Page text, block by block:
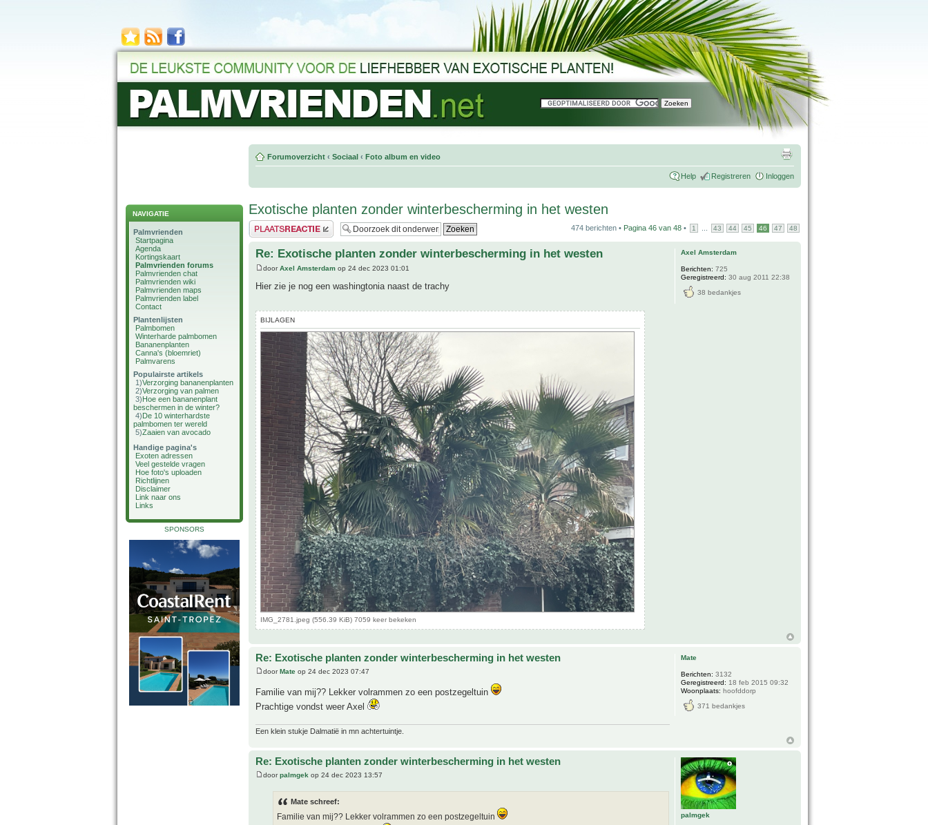
NAVIGATIE
Palmvrienden
Startpagina
Agenda
Kortingskaart
Palmvrienden forums
Palmvrienden chat
Palmvrienden wiki
Palmvrienden maps
Palmvrienden label
Contact
Plantenlijsten
Palmbomen
Winterharde palmbomen
Bananenplanten
Canna's (bloemriet)
Palmvarens
Populairste artikels
1)Verzorging bananenplanten
2)Verzorging van palmen
3)Hoe een bananenplant
beschermen in de winter?
4)De 10 winterhardste
palmbomen ter wereld
5)Zaaien van avocado
Handige pagina's
Exoten adressen
Veel gestelde vragen
Hoe foto's uploaden
Richtlijnen
Disclaimer
Link naar ons
Links
SPONSORS
Forumoverzicht ‹ Sociaal ‹ Foto album en video
Help Registreren Inloggen
Exotische planten zonder winterbescherming in het westen
Plaats een reactie 474 berichten • Pagina 46 van 48 • 1 43 44 45 46 47 48
Re: Exotische planten zonder winterbescherming in het westen
doorAxel Amsterdam op 24 dec 2023 01:01
Hier zie je nog een washingtonia naast de trachy
BIJLAGEN
IMG_2781.jpeg (556.39 KiB) 7059 keer bekeken
Axel Amsterdam
Berichten: 725
Geregistreerd: 30 aug 2011 22:38
38 bedankjes
Re: Exotische planten zonder winterbescherming in het westen
doorMate op 24 dec 2023 07:47
Familie van mij?? Lekker volrammen zo een postzegeltuin
Prachtige vondst weer Axel
Een klein stukje Dalmatië in mn achtertuintje.
Mate
Berichten: 3132
Geregistreerd: 18 feb 2015 09:32
Woonplaats: hoofddorp
371 bedankjes
Re: Exotische planten zonder winterbescherming in het westen
doorpalmgek op 24 dec 2023 13:57
Mate schreef:
Familie van mij?? Lekker volrammen zo een postzegeltuin
palmgek